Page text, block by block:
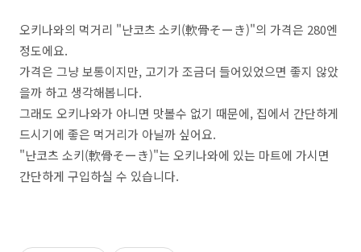
오키나와의 먹거리 "난코츠 소키(軟骨そーき)"의 가격은 280엔
정도에요.
가격은 그냥 보통이지만, 고기가 조금더 들어있었으면 좋지 않았
을까 하고 생각해봅니다.
그래도 오키나와가 아니면 맛볼수 없기 때문에, 집에서 간단하게
드시기에 좋은 먹거리가 아닐까 싶어요.
"난코츠 소키(軟骨そーき)"는 오키나와에 있는 마트에 가시면
간단하게 구입하실 수 있습니다.